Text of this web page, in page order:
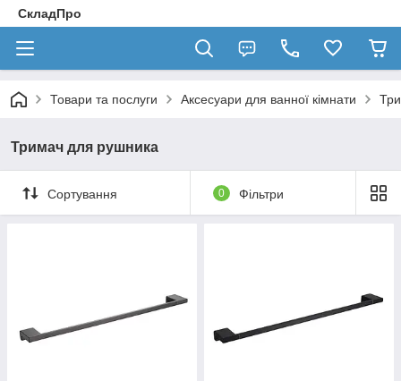
СкладПро
Товари та послуги Аксесуари для ванної кімнати
Тримач для рушника
Сортування 0 Фільтри